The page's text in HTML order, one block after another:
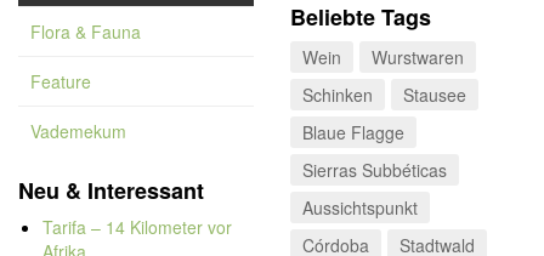
Flora & Fauna
Feature
Vademekum
Neu & Interessant
Tarifa – 14 Kilometer vor
Beliebte Tags
Wein
Wurstwaren
Schinken
Stausee
Blaue Flagge
Sierras Subbéticas
Aussichtspunkt
Córdoba
Stadtwald